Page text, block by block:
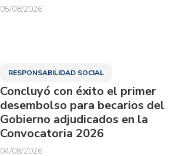
05/08/2026
RESPONSABILIDAD SOCIAL
Concluyó con éxito el primer
desembolso para becarios del
Gobierno adjudicados en la
Convocatoria 2026
04/08/2026